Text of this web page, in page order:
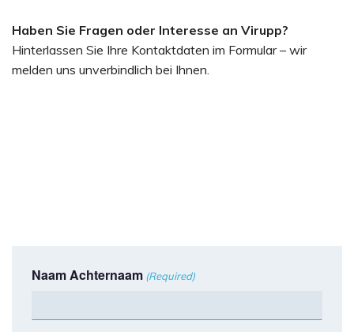
Haben Sie Fragen oder Interesse an Virupp?
Hinterlassen Sie Ihre Kontaktdaten im Formular – wir
melden uns unverbindlich bei Ihnen.
Naam Achternaam (Required)